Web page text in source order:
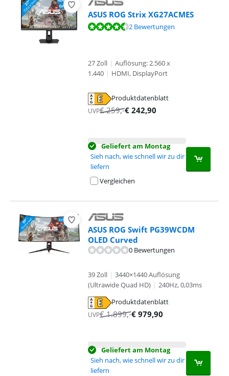
ASUS ROG Strix XG27ACMES
Bewertet mit 8,8 von 10, basierend auf 2 Bewertungen.
2 Bewertungen
27 Zoll | Auflösung: 2.560 x
1.440 | HDMI, DisplayPort
Produktdatenblatt
wird in neuem Tab geöffnetUVP€259,-€ 242,90
Geliefert am Montag
Sieh nach, wie schnell wir zu dir
liefern
Vergleichen
ASUS ROG Swift PG39WCDM
OLED Curved
0 Bewertungen
39 Zoll | 3440×1440 Auflösung
(Ultrawide Quad HD) | 240Hz, 0,03ms
Produktdatenblatt
wird in neuem Tab geöffnetUVP€1.899,-€ 979,90
Geliefert am Montag
Sieh nach, wie schnell wir zu dir
liefern